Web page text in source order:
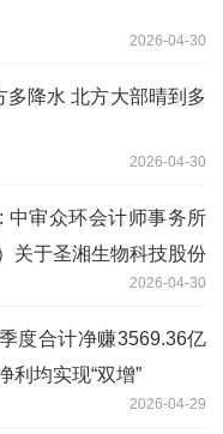
2026-04-30
多降水 北方大部晴到多
2026-04-30
中审众环会计师事务所
关于圣湘生物科技股份
内部控制审计报告
2026-04-30
度合计净赚3569.36亿
利均实现“双增”
2026-04-29